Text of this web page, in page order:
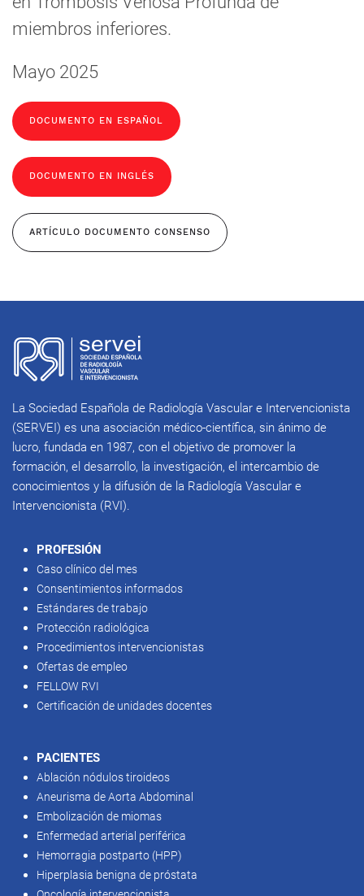
miembros inferiores.
Mayo 2025
DOCUMENTO EN ESPAÑOL
DOCUMENTO EN INGLÉS
ARTÍCULO DOCUMENTO CONSENSO
La Sociedad Española de Radiología Vascular e Intervencionista
(SERVEI) es una asociación médico-científica, sin ánimo de
lucro, fundada en 1987, con el objetivo de promover la
formación, el desarrollo, la investigación, el intercambio de
conocimientos y la difusión de la Radiología Vascular e
Intervencionista (RVI).
PROFESIÓN
Caso clínico del mes
Consentimientos informados
Estándares de trabajo
Protección radiológica
Procedimientos intervencionistas
Ofertas de empleo
FELLOW RVI
Certificación de unidades docentes
PACIENTES
Ablación nódulos tiroideos
Aneurisma de Aorta Abdominal
Embolización de miomas
Enfermedad arterial periférica
Hemorragia postparto (HPP)
Hiperplasia benigna de próstata